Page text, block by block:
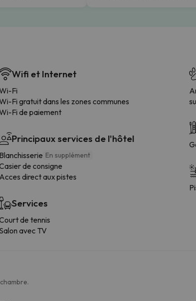
Wifi et Internet
Fi
Fi gratuit dans les zones communes
Fi de paiement
Principaux services de l'hôtel
Blanchisserie En supplément
de consigne
Acces direct aux pistes
Services
de tennis
Salon avec TV